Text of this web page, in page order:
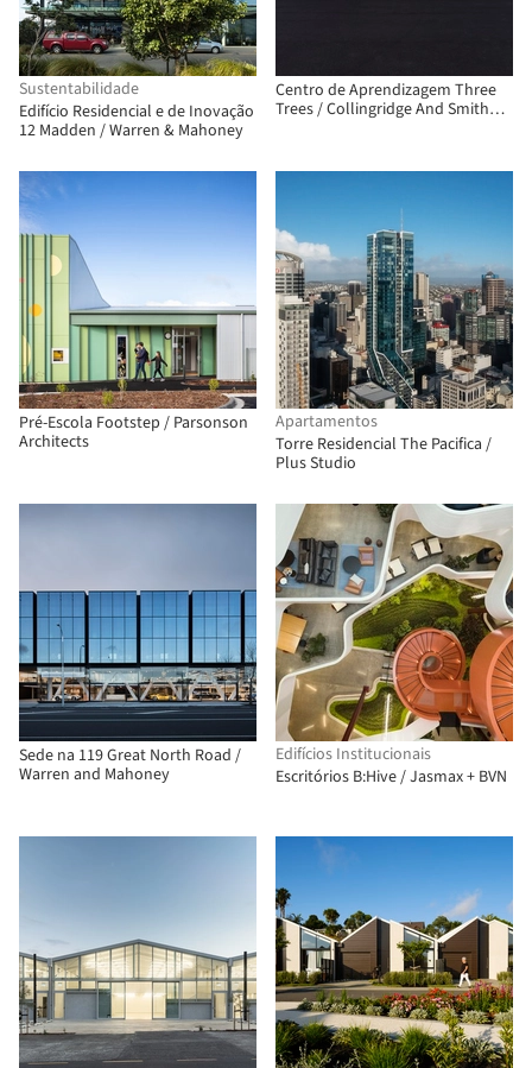
Sustentabilidade
Edifício Residencial e de Inovação
12 Madden / Warren & Mahoney
Centro de Aprendizagem Three
Trees / Collingridge And Smith
Pré-Escola Footstep / Parsonson
Architects
Apartamentos
Torre Residencial The Pacifica /
Plus Studio
Sede na 119 Great North Road /
Warren and Mahoney
Edifícios Institucionais
Escritórios B:Hive / Jasmax + BVN